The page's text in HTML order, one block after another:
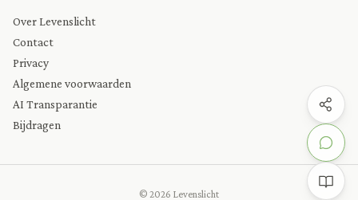
Over Levenslicht
Contact
Privacy
Algemene voorwaarden
AI Transparantie
Bijdragen
© 2026 Levenslicht